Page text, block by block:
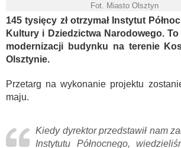
Fot. Miasto Olsztyn
145 tysięcy zł otrzymał Instytut
Kultury i Dziedzictwa Narodowego.
modernizacji budynku na terenie
Olsztynie.
Przetarg na wykonanie projektu
maju.
Kiedy dyrektor przedstawił nam
Instytutu Północnego,